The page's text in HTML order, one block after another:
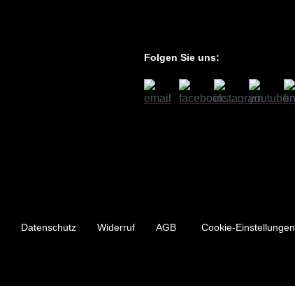
Folgen Sie uns:
Datenschutz Widerruf AGB Cookie-Einstellungen